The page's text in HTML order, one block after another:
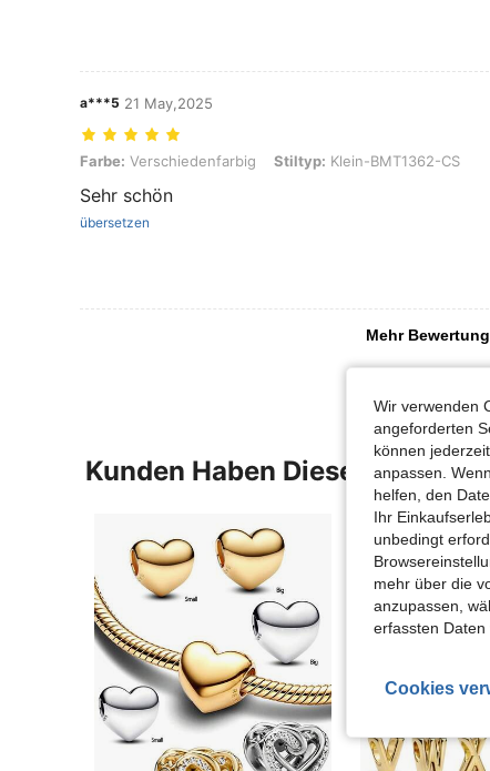
a***5 21 May,2025
Farbe: Verschiedenfarbig, Stiltyp: Klein-BMT1362-CS
Farbe: Verschiedenfarbig Stiltyp: Klein-BMT1362-CS
Sehr schön
übersetzen
Mehr
Kunden Haben Diese Artikel
Wir verwenden
angeforderten
können
anpassen.
helfen, den
Ihr
unbedingt
mehr über die
anzupassen,
erfassten Daten
Cookies